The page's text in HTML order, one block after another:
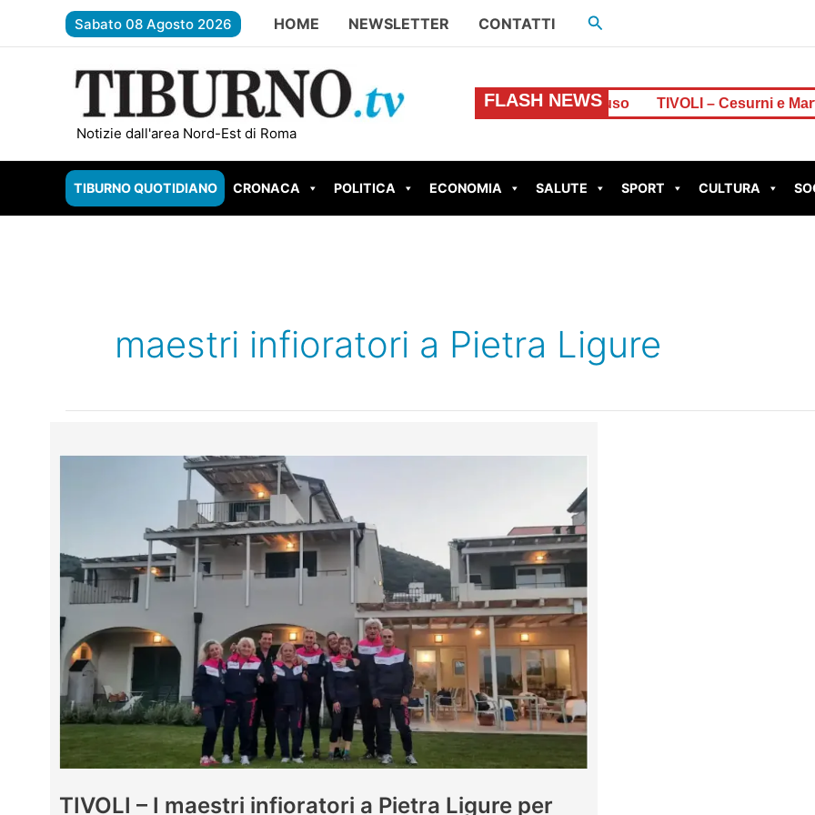
Sabato 08 Agosto 2026 HOME NEWSLETTER CONTATTI Cerca
Notizie dall'area Nord-Est di Roma
FLASH NEWS
TIVOLI – Parco Begozzi da un milione di euro, resta chiuso TIVOLI – Cesurni e
TIBURNO QUOTIDIANO CRONACA POLITICA ECONOMIA SALUTE SPORT CULTURA
maestri infioratori a Pietra Ligure
TIVOLI – I maestri infioratori a Pietra Ligure per